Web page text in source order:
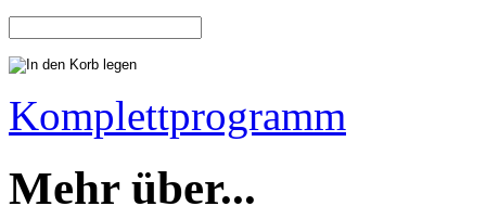
Komplettprogramm
Mehr über...